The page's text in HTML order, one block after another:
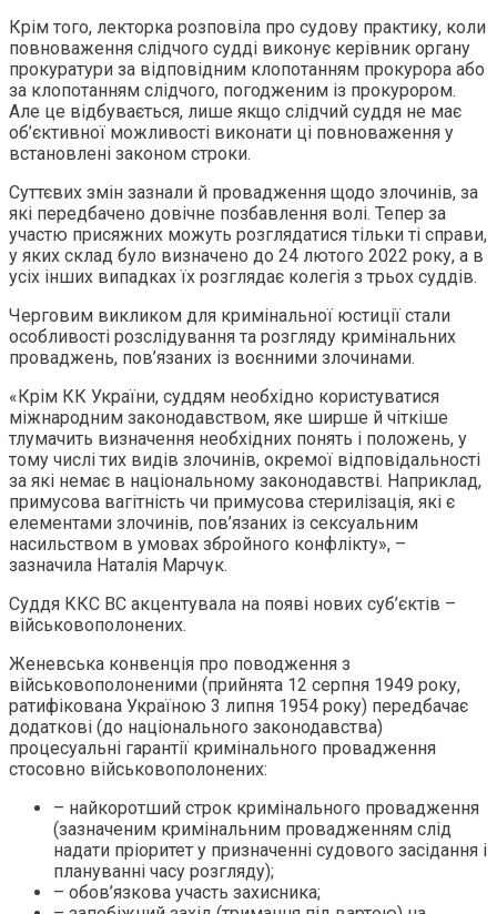
Крім того, лекторка розповіла про судову практику, коли
повноваження слідчого судді виконує керівник органу
прокуратури за відповідним клопотанням прокурора або
за клопотанням слідчого, погодженим із прокурором.
Але це відбувається, лише якщо слідчий суддя не має
об’єктивної можливості виконати ці повноваження у
встановлені законом строки.
Суттєвих змін зазнали й провадження щодо злочинів, за
які передбачено довічне позбавлення волі. Тепер за
участю присяжних можуть розглядатися тільки ті справи,
у яких склад було визначено до 24 лютого 2022 року, а в
усіх інших випадках їх розглядає колегія з трьох суддів.
Черговим викликом для кримінальної юстиції стали
особливості розслідування та розгляду кримінальних
проваджень, пов’язаних із воєнними злочинами.
«Крім КК України, суддям необхідно користуватися
міжнародним законодавством, яке ширше й чіткіше
тлумачить визначення необхідних понять і положень, у
тому числі тих видів злочинів, окремої відповідальності
за які немає в національному законодавстві. Наприклад,
примусова вагітність чи примусова стерилізація, які є
елементами злочинів, пов’язаних із сексуальним
насильством в умовах збройного конфлікту», –
зазначила Наталія Марчук.
Суддя ККС ВС акцентувала на появі нових суб’єктів –
військовополонених.
Женевська конвенція про поводження з
військовополоненими (прийнята 12 серпня 1949 року,
ратифікована Україною 3 липня 1954 року) передбачає
додаткові (до національного законодавства)
процесуальні гарантії кримінального провадження
стосовно військовополонених:
– найкоротший строк кримінального провадження
(зазначеним кримінальним провадженням слід
надати пріоритет у призначенні судового засідання і
плануванні часу розгляду);
– обов’язкова участь захисника;